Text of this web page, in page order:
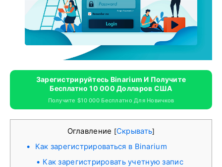
Зарегистрируйтесь Binarium И Получите
Бесплатно 10 000 Долларов США
Получите $10 000 Бесплатно Для Новичков
Оглавление [Скрывать]
Как зарегистрироваться в Binarium
Как зарегистрировать учетную запис